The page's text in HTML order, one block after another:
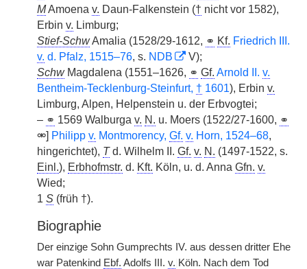
MAmoena v. Daun-Falkenstein († nicht vor 1582),
Erbin v. Limburg;
Stief-SchwAmalia (1528/29-1612, ⚭ Kf. Friedrich III.
v. d. Pfalz, 1515–76, s. NDB
V);
SchwMagdalena (1551–1626, ⚭ Gf. Arnold II. v.
Bentheim-Tecklenburg-Steinfurt, † 1601), Erbin v.
Limburg, Alpen, Helpenstein u. der Erbvogtei;
– ⚭ 1569 Walburga v. N. u. Moers (1522/27-1600, ⚭
⚮] Philipp v. Montmorency, Gf. v. Horn, 1524–68,
hingerichtet), Td. Wilhelm II. Gf. v. N. (1497-1522, s.
Einl.), Erbhofmstr. d. Kft. Köln, u. d. Anna Gfn. v.
Wied;
1 S (früh †).
Biographie
Der einzige Sohn Gumprechts IV. aus dessen dritter Ehe
war Patenkind Ebf. Adolfs III. v. Köln. Nach dem Tod